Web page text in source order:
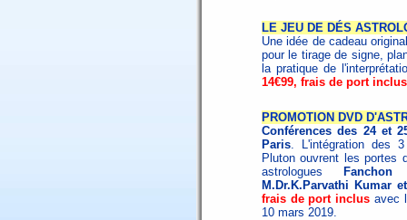
LE JEU DE DÉS
Une idée de cadeau
pour le tirage de signe,
la pratique de
14€99, frais de port inclus
PROMOTION DVD
Conférences des 24 et
Paris. L'intégration des
Pluton ouvrent les portes
astrologues
Fanchon
M.Dr.K.Parvathi Kumar
frais de port inclus avec
10 mars 2019.